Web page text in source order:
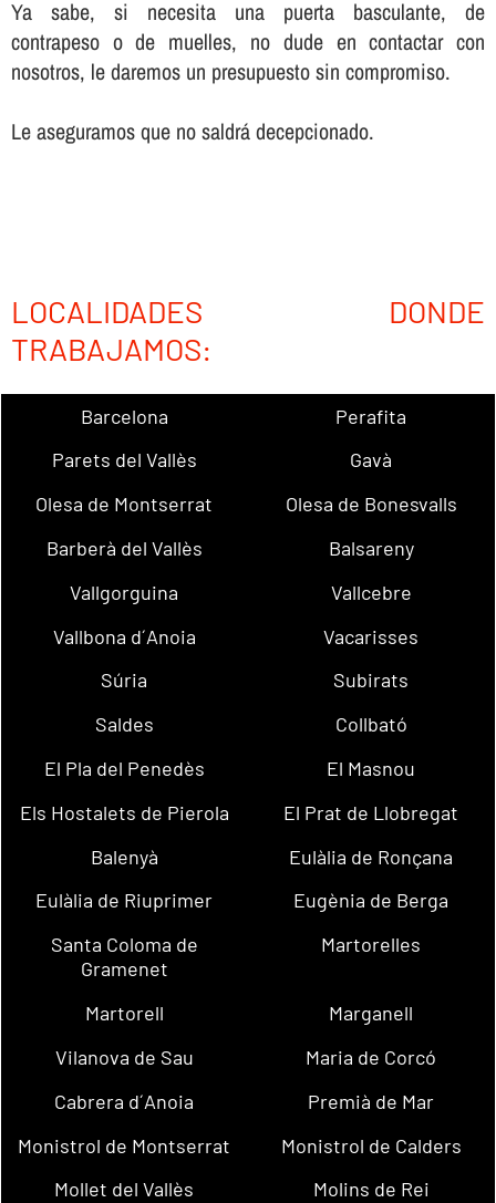
Ya sabe, si necesita una puerta basculante, de
contrapeso o de muelles, no dude en contactar con
nosotros, le daremos un presupuesto sin compromiso.
Le aseguramos que no saldrá decepcionado.
LOCALIDADES DONDE
TRABAJAMOS:
Barcelona
Perafita
Parets del Vallès
Gavà
Olesa de Montserrat
Olesa de Bonesvalls
Barberà del Vallès
Balsareny
Vallgorguina
Vallcebre
Vallbona d´Anoia
Vacarisses
Súria
Subirats
Saldes
Collbató
El Pla del Penedès
El Masnou
Els Hostalets de Pierola
El Prat de Llobregat
Balenyà
Eulàlia de Ronçana
Eulàlia de Riuprimer
Eugènia de Berga
Santa Coloma de
Gramenet
Martorelles
Martorell
Marganell
Vilanova de Sau
Maria de Corcó
Cabrera d´Anoia
Premià de Mar
Monistrol de Montserrat
Monistrol de Calders
Mollet del Vallès
Molins de Rei